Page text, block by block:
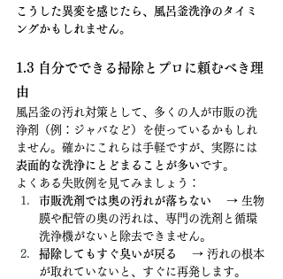
こうした異変を感じたら、風呂釜洗浄のタイミ
ングかもしれません。
1.3 自分でできる掃除とプロに頼むべき理
由
風呂釜の汚れ対策として、多くの人が市販の洗
浄剤（例：ジャバなど）を使っているかもしれ
ません。確かにこれらは手軽ですが、実際には
表面的な洗浄にとどまることが多いです。
よくある失敗例を見てみましょう：
市販洗剤では奥の汚れが落ちない → 生物
膜や配管の奥の汚れは、専門の洗剤と循環
洗浄機がないと除去できません。
掃除してもすぐ臭いが戻る
→ 汚れの根本
が取れていないと、すぐに再発します。